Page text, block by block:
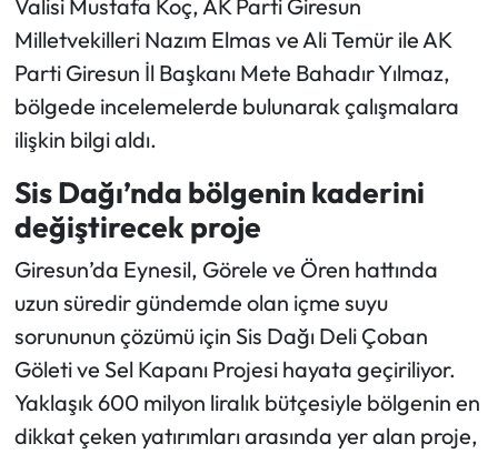
Valisi Mustafa Koç, AK Parti Giresun
Milletvekilleri Nazım Elmas ve Ali Temür ile AK
Parti Giresun İl Başkanı Mete Bahadır Yılmaz,
bölgede incelemelerde bulunarak çalışmalara
ilişkin bilgi aldı.
Sis Dağı’nda bölgenin kaderini
değiştirecek proje
Giresun’da Eynesil, Görele ve Ören hattında
uzun süredir gündemde olan içme suyu
sorununun çözümü için Sis Dağı Deli Çoban
Göleti ve Sel Kapanı Projesi hayata geçiriliyor.
Yaklaşık 600 milyon liralık bütçesiyle bölgenin en
dikkat çeken yatırımları arasında yer alan proje,